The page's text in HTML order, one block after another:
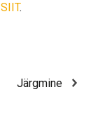
SIIT.
Järgmine